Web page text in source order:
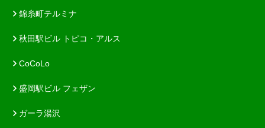
錦糸町テルミナ
秋田駅ビル トピコ・アルス
CoCoLo
盛岡駅ビル フェザン
ガーラ湯沢